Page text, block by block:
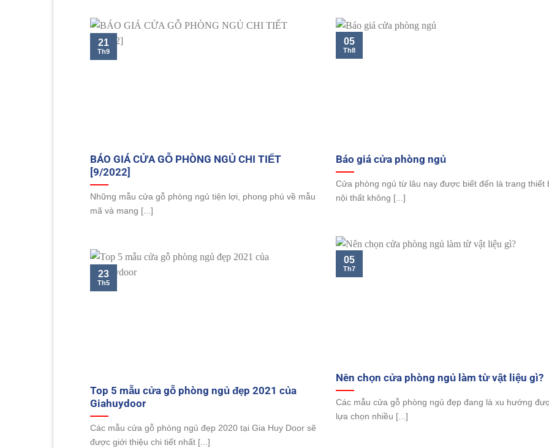
BÁO GIÁ CỬA GỖ PHÒNG NGỦ CHI TIẾT
[9/2022]
Những mẫu cửa gỗ phòng ngủ tiện lợi, phong phú về mẫu
mã và mang [...]
21
Th9
Báo giá cửa phòng ngủ
Cửa phòng ngủ từ lâu nay được biết đến là trang thiết
nội thất không [...]
05
Th8
Nên chọn cửa phòng ngủ làm từ vật liệu gì?
Các mẫu cửa gỗ phòng ngủ đẹp đang là xu hướng
lựa chọn nhiều [...]
05
Th7
Top 5 mẫu cửa gỗ phòng ngủ đẹp 2021 của
Giahuydoor
Các mẫu cửa gỗ phòng ngủ đẹp 2020 tại Gia Huy Door sẽ
được giới thiệu chi tiết nhất [...]
23
Th5